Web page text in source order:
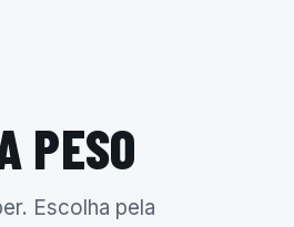
PESO
Escolha pela